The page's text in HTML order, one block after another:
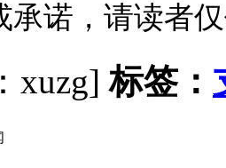
承诺，请读者
xuzg]标签：